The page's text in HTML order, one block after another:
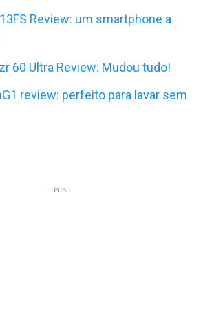
Review: um smartphone a
60 Ultra Review: Mudou tudo!
review: perfeito para lavar sem
- Pub -